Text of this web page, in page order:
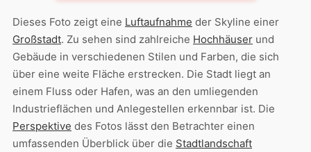
Dieses Foto zeigt eine Luftaufnahme der Skyline einer
Großstadt. Zu sehen sind zahlreiche Hochhäuser und
Gebäude in verschiedenen Stilen und Farben, die sich
über eine weite Fläche erstrecken. Die Stadt liegt an
einem Fluss oder Hafen, was an den umliegenden
Industrieflächen und Anlegestellen erkennbar ist. Die
Perspektive des Fotos lässt den Betrachter einen
umfassenden Überblick über die Stadtlandschaft